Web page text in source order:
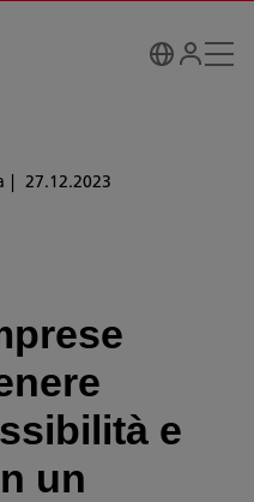
27.12.2023
e
un